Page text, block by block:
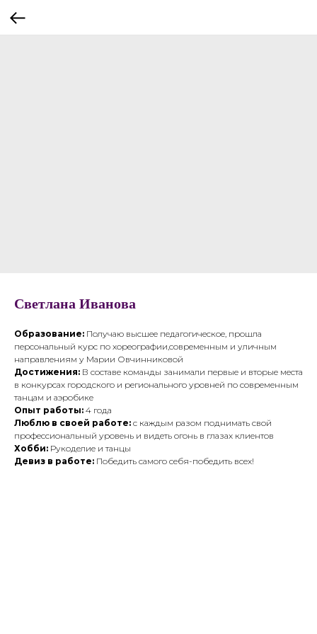
Светлана Иванова
Образование: Получаю высшее педагогическое, прошла
персональный курс по хореографии,современным и уличным
направлениям у Марии Овчинниковой
Достижения: В составе команды занимали первые и вторые места
в конкурсах городского и регионального уровней по современным
танцам и аэробике
Опыт работы: 4 года
Люблю в своей работе: с каждым разом поднимать свой
профессиональный уровень и видеть огонь в глазах клиентов
Хобби: Рукоделие и танцы
Девиз в работе: Победить самого себя-победить всех!